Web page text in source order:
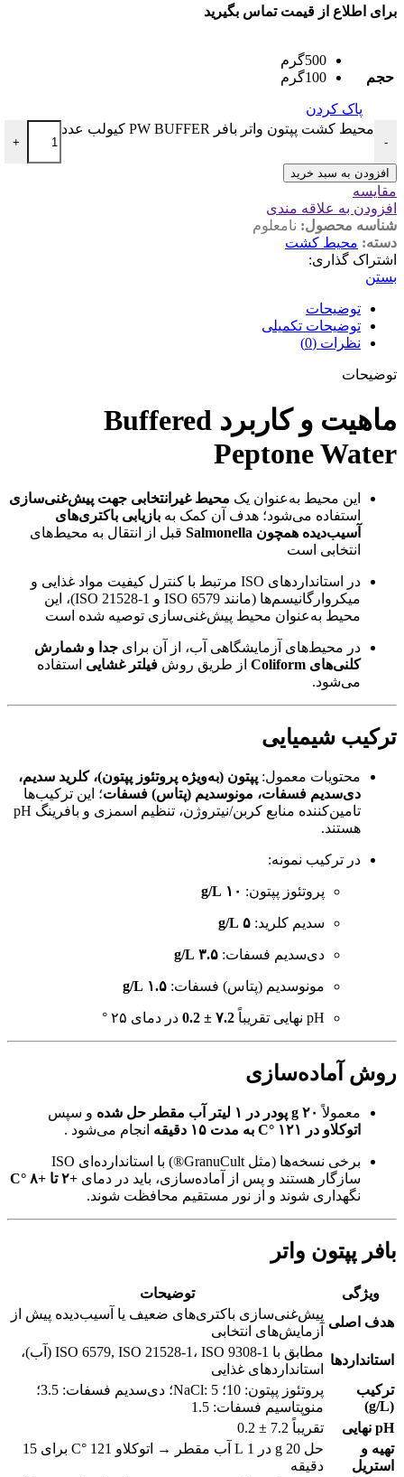
برای اطلاع از قیمت تماس بگیرید
حجم
500گرم
100گرم
پاک کردن
-
محیط کشت پپتون واتر بافر PW BUFFER کیولب عدد
+
افزودن به سبد خرید
مقایسه
افزودن به علاقه مندی
شناسه محصول: نامعلوم
دسته: محیط کشت
اشتراک گذاری:
بستن
توضیحات
توضیحات تکمیلی
نظرات (0)
توضیحات
ماهیت و کاربرد Buffered
Peptone Water
این محیط به‌عنوان یک محیط غیرانتخابی جهت پیش‌غنی‌سازی
استفاده می‌شود؛ هدف آن کمک به بازیابی باکتری‌های
آسیب‌دیده همچون Salmonella
قبل از انتقال به محیط‌های
انتخابی است
در استانداردهای ISO مرتبط با کنترل کیفیت مواد غذایی و
میکروارگانیسم‌ها (مانند ISO 6579 و ISO 21528-1)، این
محیط به‌عنوان محیط پیش‌غنی‌سازی توصیه شده است
در محیط‌های آزمایشگاهی آب، از آن برای جدا و شمارش
کلنی‌های Coliform
از طریق روش فیلتر غشایی استفاده
می‌شود.
ترکیب شیمیایی
محتویات معمول: پپتون (به‌ویژه پروتئوز پپتون)، کلرید سدیم،
دی‌سدیم فسفات، مونوسدیم (پتاس) فسفات؛ این ترکیب‌ها
تامین‌کننده منابع کربن/نیتروژن، تنظیم اسمزی و بافرینگ pH
هستند.
در ترکیب نمونه:
پروتئوز پپتون: ۱۰ g/L
سدیم کلرید: ۵ g/L
دی‌سدیم فسفات: ۳.۵ g/L
مونوسدیم (پتاس) فسفات: ۱.۵ g/L
pH نهایی تقریباً ۷.2 ± 0.2 در دمای ۲۵ °
روش آماده‌سازی
معمولاً ۲۰ g پودر در ۱ لیتر آب مقطر حل شده
و سپس
اتوکلاو در ۱۲۱ °C به مدت ۱۵ دقیقه
انجام می‌شود .
برخی نسخه‌ها (مثل GranuCult®) با استاندارده‌ای ISO
سازگار هستند و پس از آماده‌سازی، باید در دمای +۲ تا +۸ °C
نگهداری شوند و از نور مستقیم محافظت شوند.
بافر پپتون واتر
ویژگی
توضیحات
هدف اصلی
پیش‌غنی‌سازی باکتری‌های ضعیف یا آسیب‌دیده پیش از
آزمایش‌های انتخابی
استانداردها
مطابق با ISO 6579, ISO 21528-1، ISO 9308-1 (آب)،
استانداردهای غذایی
ترکیب
(g/L)
پروتئوز پپتون: 10؛ NaCl: 5؛ دی‌سدیم فسفات: 3.5؛
منوپتاسیم فسفات: 1.5
pH نهایی
تقریباً 7.2 ± 0.2
تهیه و
استریل
حل 20 g در 1 L آب مقطر → اتوکلاو 121 °C برای 15
دقیقه